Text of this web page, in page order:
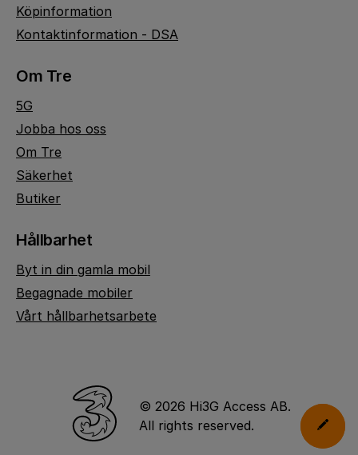
Köpinformation
Kontaktinformation - DSA
Om Tre
5G
Jobba hos oss
Om Tre
Säkerhet
Butiker
Hållbarhet
Byt in din gamla mobil
Begagnade mobiler
Vårt hållbarhetsarbete
© 2026 Hi3G Access AB.
All rights reserved.